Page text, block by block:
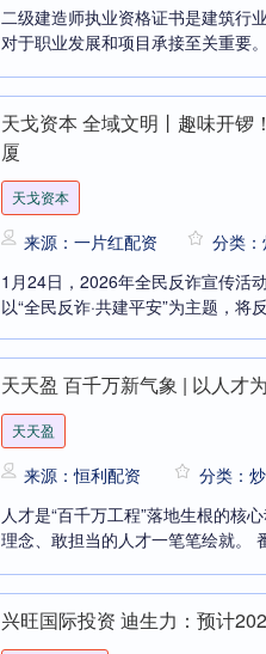
二级建造师执业资格证书是建筑行
对于职业发展和项目承接至关重要
天戈资本 全域文明丨趣味开锣
厦
天戈资本
来源：一片红配资 分类
1月24日，2026年全民反诈宣传活
以“全民反诈·共建平安”为主题，
天天盈 百千万新气象 | 以人才
天天盈
来源：恒利配资 分类：
人才是“百千万工程”落地生根的核
理念、敢担当的人才一笔笔绘就。
兴旺国际投资 迪生力：预计